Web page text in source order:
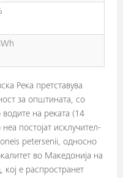
Река претставува
за општината, со
водите на реката (14
постојат исклучи­тел­
petersenii, односно
во Македонија на
кој е распространет